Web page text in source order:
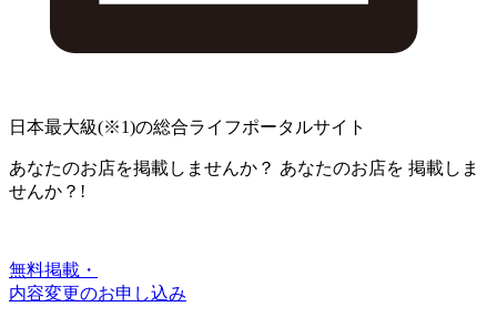
日本最大級(※1)の総合ライフポータルサイト
あなたのお店を掲載しませんか？ あなたのお店を 掲載しま
せんか？!
無料掲載・
内容変更のお申し込み